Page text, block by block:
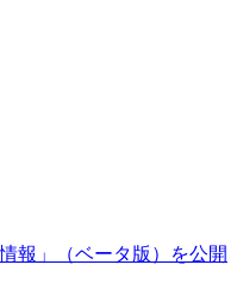
報」（ベータ版）を公開